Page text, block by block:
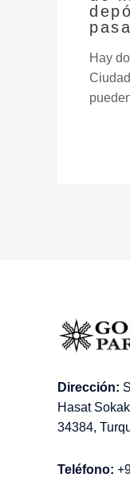
Hay
Dirección:
Hasat
34384,
Teléfono: